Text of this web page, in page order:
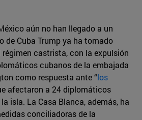
aún no han llegado a un
de Cuba Trump ya ha tomado
castrista, con la expulsión
cubanos de la embajada
como respuesta ante “los
afectaron a 24 diplomáticos
isla. La Casa Blanca, además, ha
conciliadoras de la